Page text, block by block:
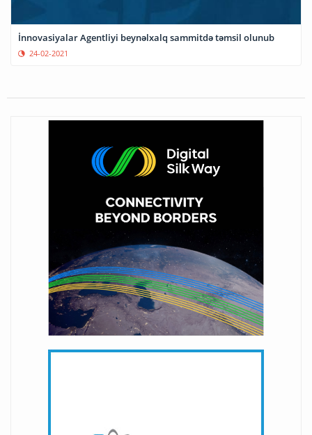
İnnovasiyalar Agentliyi beynəlxalq sammitdə təmsil olunub
24-02-2021